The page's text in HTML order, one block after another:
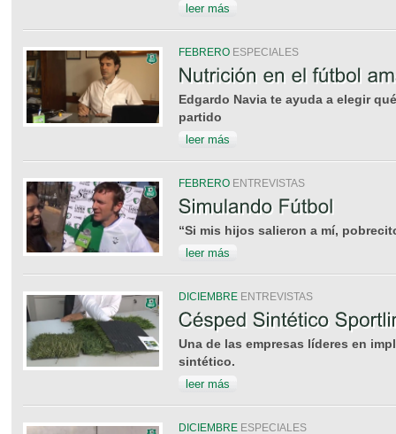
leer más
FEBRERO ESPECIALES
Edgardo Navia te ayuda a elegir
partido
leer más
FEBRERO ENTREVISTAS
“Si mis hijos salieron a mí,
leer más
DICIEMBRE ENTREVISTAS
Una de las empresas líderes en
sintético.
leer más
DICIEMBRE ESPECIALES